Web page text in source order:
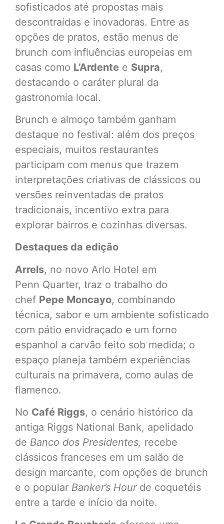
sofisticados até propostas mais
descontraídas e inovadoras. Entre as
opções de pratos, estão menus de
brunch com influências europeias em
casas como L’Ardente e Supra,
destacando o caráter plural da
gastronomia local.
Brunch e almoço também ganham
destaque no festival: além dos preços
especiais, muitos restaurantes
participam com menus que trazem
interpretações criativas de clássicos ou
versões reinventadas de pratos
tradicionais, incentivo extra para
explorar bairros e cozinhas diversas.
Destaques da edição
Arrels, no novo Arlo Hotel em
Penn Quarter, traz o trabalho do
chef Pepe Moncayo, combinando
técnica, sabor e um ambiente sofisticado
com pátio envidraçado e um forno
espanhol a carvão feito sob medida; o
espaço planeja também experiências
culturais na primavera, como aulas de
flamenco.
No Café Riggs, o cenário histórico da
antiga Riggs National Bank, apelidado
de Banco dos Presidentes, recebe
clássicos franceses em um salão de
design marcante, com opções de brunch
e o popular Banker’s Hourde coquetéis
entre a tarde e início da noite.